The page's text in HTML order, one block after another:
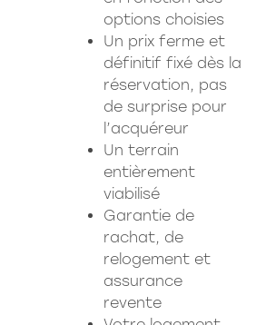
options choisies
Un prix ferme et
définitif fixé dès la
réservation, pas
de surprise pour
l’acquéreur
Un terrain
entièrement
viabilisé
Garantie de
rachat, de
relogement et
assurance
revente